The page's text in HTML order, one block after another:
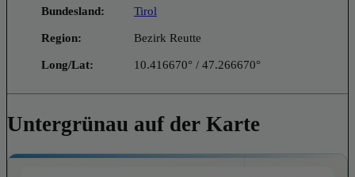
Bundesland: Tirol
Region: Bezirk Reutte
Long/Lat: 10.416670° / 47.266670°
Untergrünau auf der Karte